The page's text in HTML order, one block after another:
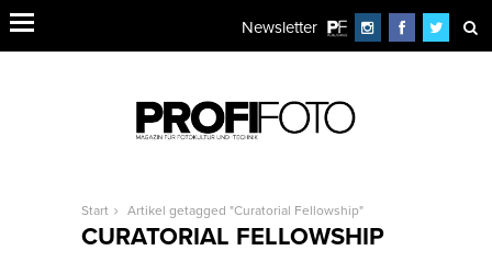
Newsletter
Start Artikel getagged "Curatorial Fellowship"
CURATORIAL FELLOWSHIP